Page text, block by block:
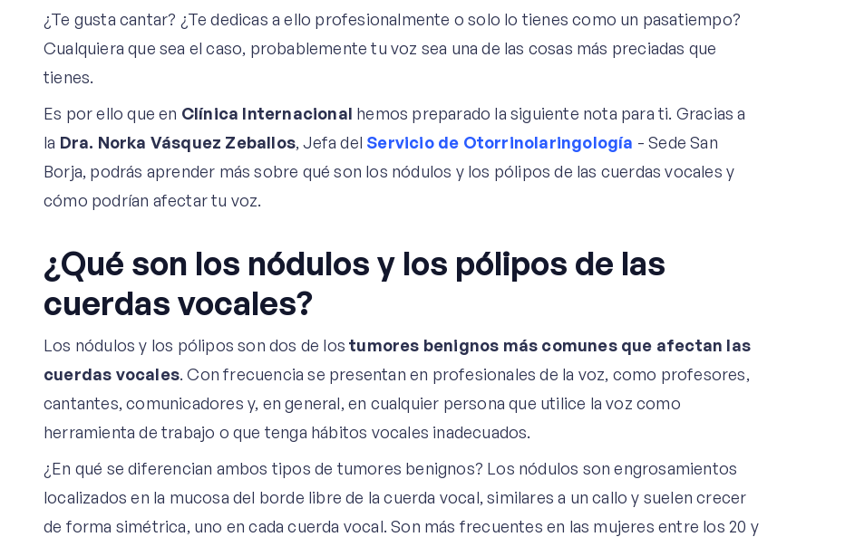
¿Te gusta cantar? ¿Te dedicas a ello profesionalmente o solo lo tienes como un pasatiempo?
Cualquiera que sea el caso, probablemente tu voz sea una de las cosas más preciadas que
tienes.
Es por ello que en Clínica Internacional hemos preparado la siguiente nota para ti. Gracias a
la Dra. Norka Vásquez Zeballos, Jefa del Servicio de Otorrinolaringología - Sede San
Borja, podrás aprender más sobre qué son los nódulos y los pólipos de las cuerdas vocales y
cómo podrían afectar tu voz.
¿Qué son los nódulos y los pólipos de las
cuerdas vocales?
Los nódulos y los pólipos son dos de lostumores benignos más comunes que afectan las
cuerdas vocales. Con frecuencia se presentan en profesionales de la voz, como profesores,
cantantes, comunicadores y, en general, en cualquier persona que utilice la voz como
herramienta de trabajo o que tenga hábitos vocales inadecuados.
¿En qué se diferencian ambos tipos de tumores benignos? Los nódulos son engrosamientos
localizados en la mucosa del borde libre de la cuerda vocal, similares a un callo y suelen crecer
de forma simétrica, uno en cada cuerda vocal. Son más frecuentes en las mujeres entre los 20 y